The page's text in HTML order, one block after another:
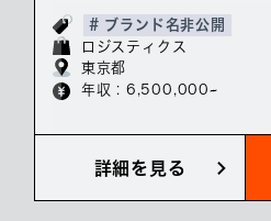
# ブランド名非公開
ロジスティクス
東京都
年収 : 6,500,000~
詳細を見る